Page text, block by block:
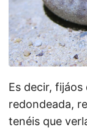
Es decir,
redondeada,
tenéis que